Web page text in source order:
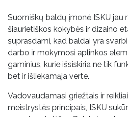
Suomiškų baldų įmonė ISKU jau
šiaurietiškos kokybės ir dizaino
suprasdami, kad baldai yra
darbo ir mokymosi aplinkos
gaminius, kurie išsiskiria ne tik
bet ir išliekamąja verte.
Vadovaudamasi griežtais ir
meistrystės principais, ISKU